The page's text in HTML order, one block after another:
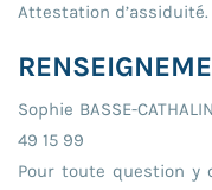
Attestation d’assiduité.
Sophie BASSE-
49 15 99
Pour toute question y